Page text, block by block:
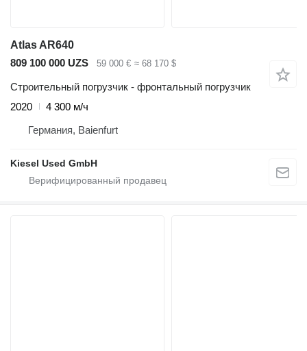
Atlas AR640
809 100 000 UZS
59 000 € ≈ 68 170 $
Строительный погрузчик - фронтальный погрузчик
2020
4 300 м/ч
Германия, Baienfurt
Kiesel Used GmbH